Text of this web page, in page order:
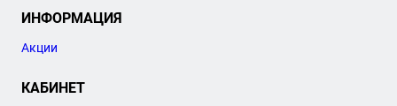
ИНФОРМАЦИЯ
Акции
КАБИНЕТ